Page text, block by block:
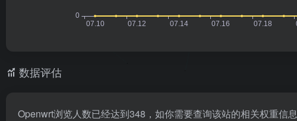
数据评估
Openwrt浏览人数已经达到348，如你需要查询该站的相关权重信